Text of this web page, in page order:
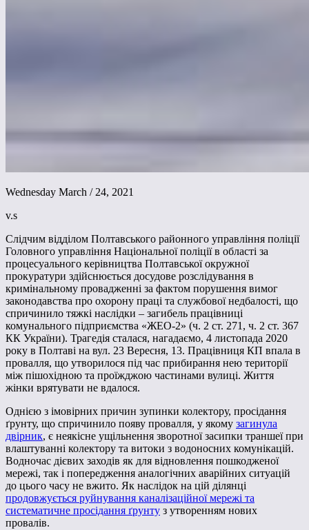
Wednesday March / 24, 2021
v.s
Слідчим відділом Полтавського районного управління поліції
Головного управління Національної поліції в області за
процесуального керівництва Полтавської окружної
прокуратури здійснюється досудове розслідування в
кримінальному провадженні за фактом порушення вимог
законодавства про охорону праці та службової недбалості, що
спричинило тяжкі наслідки – загибель працівниці
комунального підприємства «ЖЕО-2» (ч. 2 ст. 271, ч. 2 ст. 367
КК України). Трагедія сталася, нагадаємо, 4 листопада 2020
року в Полтаві на вул. 23 Вересня, 13. Працівниця КП впала в
провалля, що утворилося під час прибирання нею території
між пішохідною та проїжджою частинами вулиці. Життя
жінки врятувати не вдалося.
Однією з імовірних причин зупинки колектору, просідання
ґрунту, що спричинило появу провалля, у якому загинула
двірник, є неякісне ущільнення зворотної засипки траншеї при
влаштуванні колектору та витоки з водоносних комунікацій.
Водночас дієвих заходів як для відновлення пошкодженої
мережі, так і попередження аналогічних аварійних ситуацій
до цього часу не вжито. Як наслідок на цій ділянці
продовжується руйнування каналізаційної мережі та
систематичне просідання ґрунту з утворенням нових
провалів.